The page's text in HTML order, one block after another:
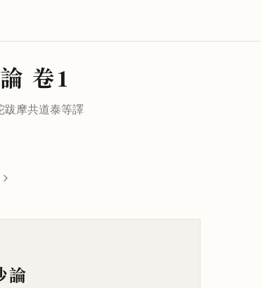
卷1
跋摩共道泰等譯
論